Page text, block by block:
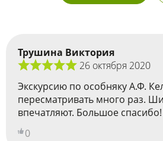
Трушина Виктория
26 октября 2020
Экскурсию по особняку А.Ф.
пересматривать много раз.
впечатляют. Большое спасибо!
0